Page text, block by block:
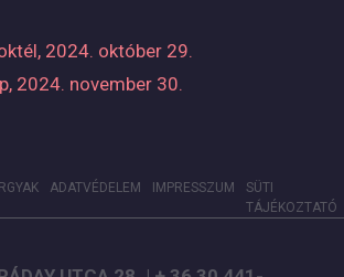
2024. október 29.
2024. november 30.
ADATVÉDELEM IMPRESSZUM
SÜTI
TÁJÉKOZTATÓ